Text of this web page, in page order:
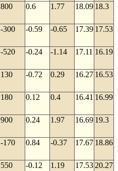
800 0.6 1.77 18.09 18.3
-300 -0.59 -0.65 17.39 17.53
-520 -0.24 -1.14 17.11 16.19
130 -0.72 0.29 16.27 16.53
180 0.12 0.4 16.41 16.99
900 0.24 1.97 16.69 19.3
-170 0.84 -0.37 17.67 18.86
550 -0.12 1.19 17.53 20.27